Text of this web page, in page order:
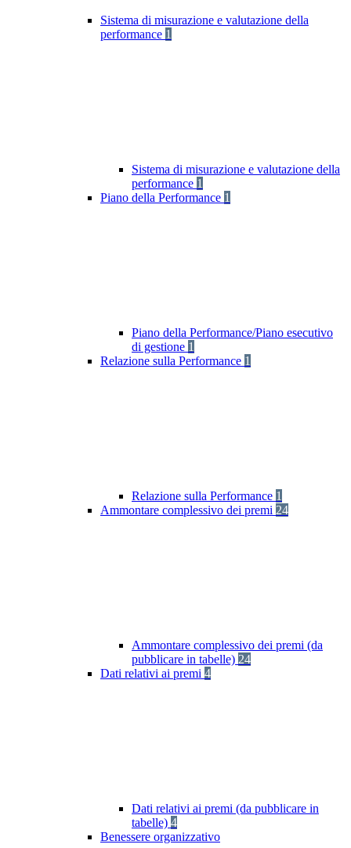
Sistema di misurazione e valutazione della
performance 1
Sistema di misurazione e valutazione della
performance 1
Piano della Performance 1
Piano della Performance/Piano esecutivo
di gestione 1
Relazione sulla Performance 1
Relazione sulla Performance 1
Ammontare complessivo dei premi 24
Ammontare complessivo dei premi (da
pubblicare in tabelle) 24
Dati relativi ai premi 4
Dati relativi ai premi (da pubblicare in
tabelle) 4
Benessere organizzativo